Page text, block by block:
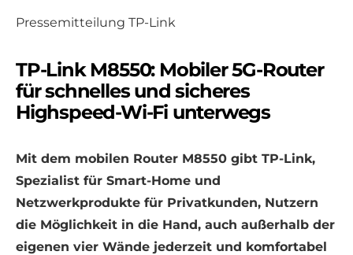
Pressemitteilung TP-Link
TP-Link M8550: Mobiler 5G-Router
für schnelles und sicheres
Highspeed-Wi-Fi unterwegs
Mit dem mobilen Router M8550 gibt TP-Link,
Spezialist für Smart-Home und
Netzwerkprodukte für Privatkunden, Nutzern
die Möglichkeit in die Hand, auch außerhalb der
eigenen vier Wände jederzeit und komfortabel